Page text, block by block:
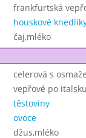
frankfurtská
houskové
čaj,mléko
celerová s
vepřové po
těstoviny
ovoce
džus,mléko